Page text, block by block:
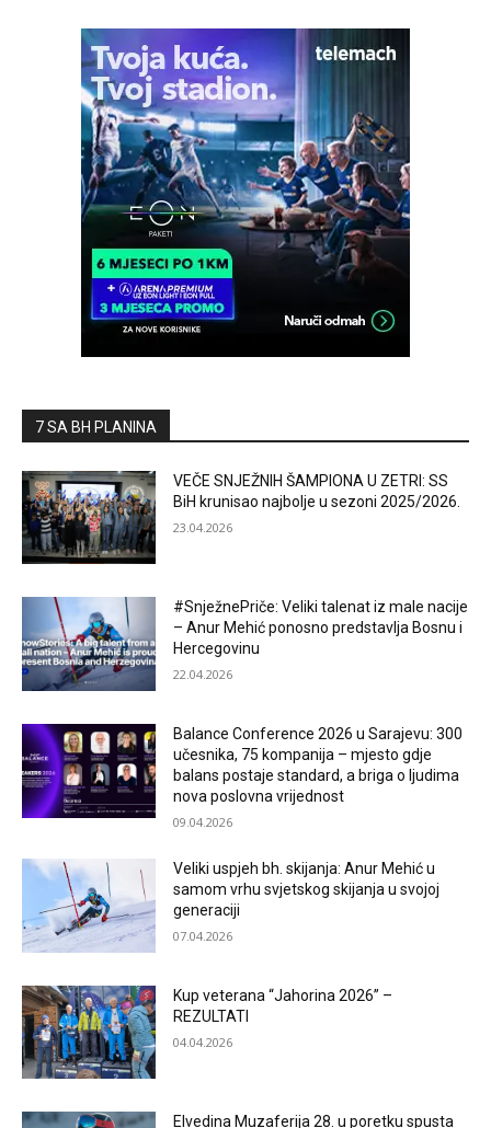
7 SA BH PLANINA
VEČE SNJEŽNIH ŠAMPIONA U ZETRI: SS
BiH krunisao najbolje u sezoni 2025/2026.
23.04.2026
#SnježnePriče: Veliki talenat iz male nacije
– Anur Mehić ponosno predstavlja Bosnu i
Hercegovinu
22.04.2026
Balance Conference 2026 u Sarajevu: 300
učesnika, 75 kompanija – mjesto gdje
balans postaje standard, a briga o ljudima
nova poslovna vrijednost
09.04.2026
Veliki uspjeh bh. skijanja: Anur Mehić u
samom vrhu svjetskog skijanja u svojoj
generaciji
07.04.2026
Kup veterana “Jahorina 2026” –
REZULTATI
04.04.2026
Elvedina Muzaferija 28. u poretku spusta